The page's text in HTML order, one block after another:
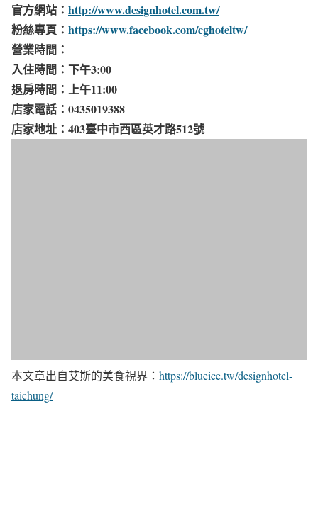
官方網站： http://www.designhotel.com.tw/
粉絲專頁： https://www.facebook.com/cghoteltw/
營業時間：
入住時間：下午3:00
退房時間：上午11:00​
店家電話：0435019388
店家地址：403臺中市西區英才路512號
本文章出自艾斯的美食視界： https://blueice.tw/designhotel-
taichung/